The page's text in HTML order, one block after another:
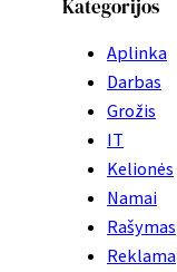
Kategorijos
Aplinka
Darbas
Grožis
IT
Kelionės
Namai
Rašymas
Reklama